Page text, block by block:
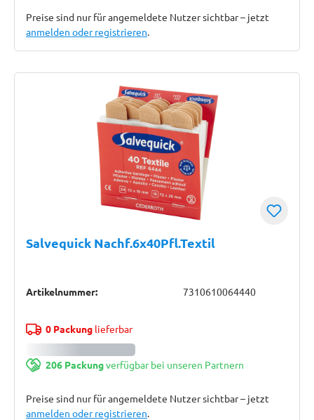
Preise sind nur für angemeldete Nutzer sichtbar – jetzt
anmelden oder registrieren.
Salvequick Nachf.6x40Pfl.Textil
Artikelnummer: 7310610064440
0 Packunglieferbar
206 Packungverfügbar bei unseren Partnern
Preise sind nur für angemeldete Nutzer sichtbar – jetzt
anmelden oder registrieren.